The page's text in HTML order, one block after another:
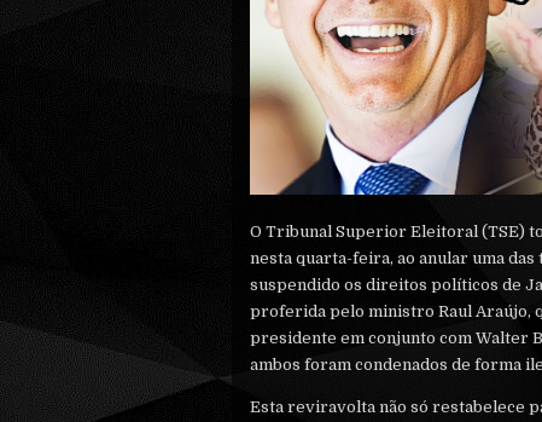
O Tribunal Superior Eleitoral (TSE)
nesta quarta-feira, ao anular uma
suspendido os direitos políticos de
proferida pelo ministro Raul Araújo,
presidente em conjunto com Walter
ambos foram condenados de forma
Esta reviravolta não só restabelece